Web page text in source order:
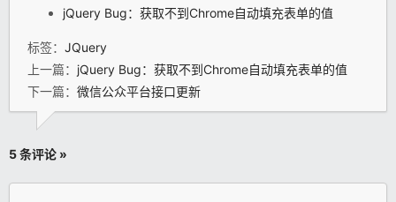
jQuery Bug：获取不到Chrome自动填充表单的值
标签： JQuery
上一篇： jQuery Bug：获取不到Chrome自动填充表单的值
下一篇： 微信公众平台接口更新
5 条评论 »